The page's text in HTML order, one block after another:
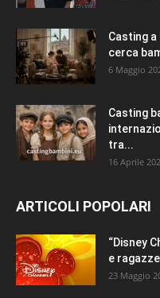
Casting
cerca
6 Maggio
Casting
tra...
16 Aprile
ARTICOLI POPOLARI
“Disney
e
23 Maggio